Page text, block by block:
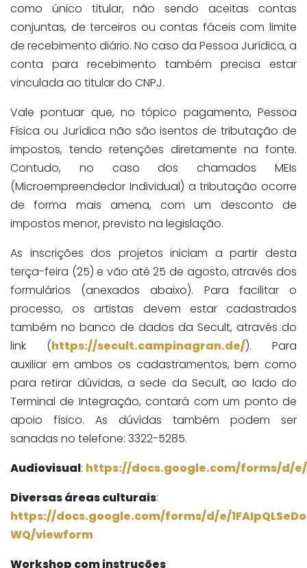
como único titular, não sendo aceitas contas
conjuntas, de terceiros ou contas fáceis com limite
de recebimento diário. No caso da Pessoa Jurídica, a
conta para recebimento também precisa estar
vinculada ao titular do CNPJ.
Vale pontuar que, no tópico pagamento, Pessoa
Física ou Jurídica não são isentos de tributação de
impostos, tendo retenções diretamente na fonte.
Contudo, no caso dos chamados MEIs
(Microempreendedor Individual) a tributação ocorre
de forma mais amena, com um desconto de
impostos menor, previsto na legislação.
As inscrições dos projetos iniciam a partir desta
terça-feira (25) e vão até 25 de agosto, através dos
formulários (anexados abaixo). Para facilitar o
processo, os artistas devem estar cadastrados
também no banco de dados da Secult, através do
link (https://secult.campinagran.de/). Para
auxiliar em ambos os cadastramentos, bem como
para retirar dúvidas, a sede da Secult, ao lado do
Terminal de Integração, contará com um ponto de
apoio físico. As dúvidas também podem ser
sanadas no telefone: 3322-5285.
Audiovisual: https://docs.google.com/forms/d/e/
Diversas áreas culturais:
https://docs.google.com/forms/d/e/
WQ/viewform
Workshop com instruções